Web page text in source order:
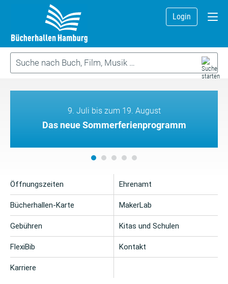
Login
9. Juli bis zum 19. August
Das neue Sommerferienprogramm
Öffnungszeiten
Bücherhallen-Karte
Gebühren
FlexiBib
Karriere
Ehrenamt
MakerLab
Kitas und Schulen
Kontakt